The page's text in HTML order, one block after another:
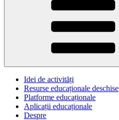
Idei de activități
Resurse educaționale deschise
Platforme educaționale
Aplicații educaționale
Despre